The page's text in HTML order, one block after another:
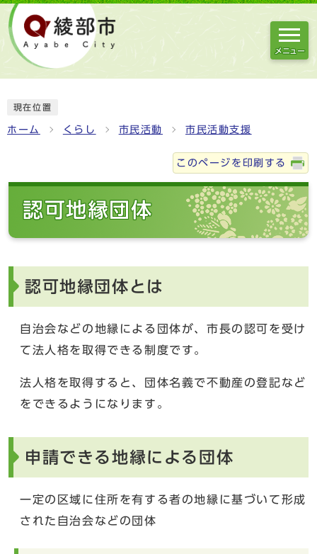
メニュー
現在位置
ホーム くらし 市民活動 市民活動支援
このページを印刷する
認可地縁団体
認可地縁団体とは
自治会などの地縁による団体が、市長の認可を受け
て法人格を取得できる制度です。
法人格を取得すると、団体名義で不動産の登記など
をできるようになります。
申請できる地縁による団体
一定の区域に住所を有する者の地縁に基づいて形成
された自治会などの団体